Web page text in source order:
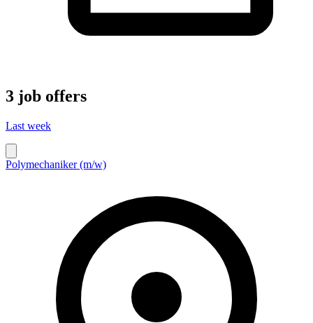
3 job offers
Last week
Polymechaniker (m/w)